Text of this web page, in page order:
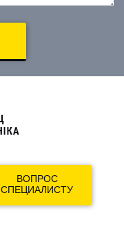
ВОПРОС
СПЕЦИАЛИСТУ